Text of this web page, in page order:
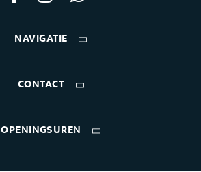
NAVIGATIE
CONTACT
OPENINGSUREN